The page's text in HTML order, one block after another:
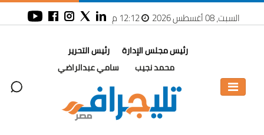
السبت، 08 أغسطس 2026 12:12 م
رئيس مجلس الإدارة
محمد نجيب
رئيس التحرير
سامي عبدالراضي